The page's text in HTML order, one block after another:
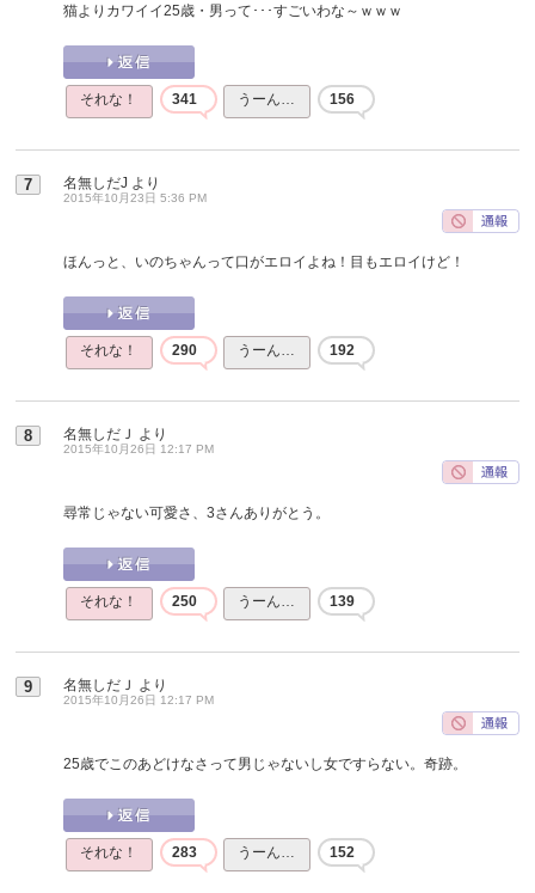
猫よりカワイイ25歳・男って･･･すごいわな～ｗｗｗ
それな！ 341 うーん… 156
7 名無しだJ より
2015年10月23日 5:36 PM
ほんっと、いのちゃんって口がエロイよね！目もエロイけど！
それな！ 290 うーん… 192
8 名無しだＪ より
2015年10月26日 12:17 PM
尋常じゃない可愛さ、3さんありがとう。
それな！ 250 うーん… 139
9 名無しだＪ より
2015年10月26日 12:17 PM
25歳でこのあどけなさって男じゃないし女ですらない。奇跡。
それな！ 283 うーん… 152